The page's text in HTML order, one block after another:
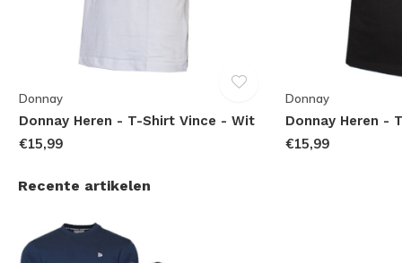
Donnay
Donnay Heren - T-Shirt Vince - Wit
€15,99
Donnay
Donnay Heren -
€15,99
Recente artikelen